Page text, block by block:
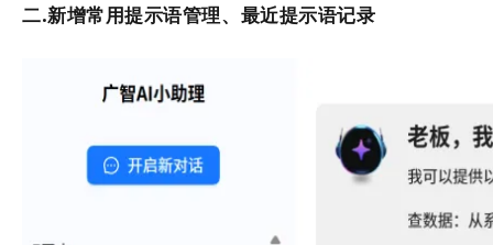
二.新增常用提示语管理、最近提示语记录